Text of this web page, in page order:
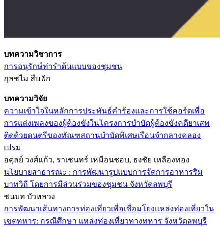
บทความวิชาการ
การอนุรักษ์ท่ารำต้นแบบของชุมชน
กุลชไม สืบฟัก
บทความวิจัย
ความเข้าใจในหลักการประพันธ์คำร้องและการใช้คอร์ดเพื่อ
การแต่งเพลงของผู้ต้องขังในโครงการบำบัดผู้ต้องขังคดียาเสพ
ติดด้วยดนตรีของทัณฑสถานบำบัดพิเศษเรือนจำกลางคลอง
เปรม
อดุลย์ วงศ์แก้ว, ราเชนทร์ เหมือนชอบ, ธงชัย เหลืองทอง
นโยบายสาธารณะ : การพัฒนารูปแบบการจัดการอาหารริม
บาทวิถี โดยการมีส่วนร่วมของชุมชน จังหวัดลพบุรี
ชนบท บัวหลวง
การพัฒนาเส้นทางการท่องเที่ยวเพื่อเชื่อมโยงแหล่งท่องเที่ยวใน
เขตทหาร: กรณีศึกษา แหล่งท่องเที่ยวทางทหาร จังหวัดลพบุรี